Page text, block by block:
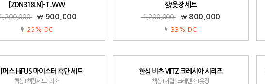
[ZDN318LN]-TLWW
900,000
25% DC
장/옷장 세트
1,200,000
800,000
33% DC
퍼스 HiFUS 마이스터 흑단 세트
책상+책장세트+의자
한샘 비츠 VIITZ 크레시아 시리즈
책상+서랍+크레덴자+옷장